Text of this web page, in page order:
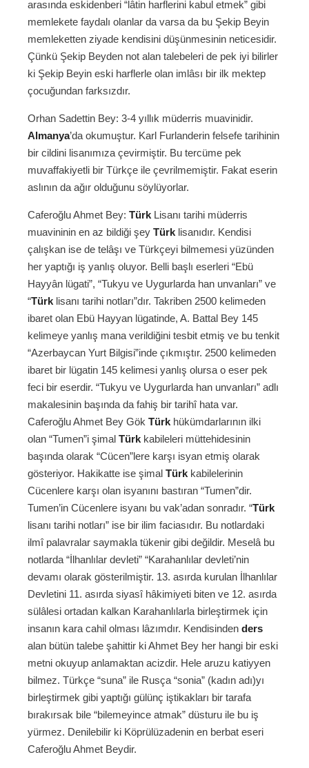
arasında eskidenberi “lâtin harflerini kabul etmek” gibi
memlekete faydalı olanlar da varsa da bu Şekip Beyin
memleketten ziyade kendisini düşünmesinin neticesidir.
Çünkü Şekip Beyden not alan talebeleri de pek iyi bilirler
ki Şekip Beyin eski harflerle olan imlâsı bir ilk mektep
çocuğundan farksızdır.
Orhan Sadettin Bey: 3-4 yıllık müderris muavinidir.
Almanya’da okumuştur. Karl Furlanderin felsefe tarihinin
bir cildini lisanımıza çevirmiştir. Bu tercüme pek
muvaffakiyetli bir Türkçe ile çevrilmemiştir. Fakat eserin
aslının da ağır olduğunu söylüyorlar.
Caferoğlu Ahmet Bey: Türk Lisanı tarihi müderris
muavininin en az bildiği şey Türk lisanıdır. Kendisi
çalışkan ise de telâşı ve Türkçeyi bilmemesi yüzünden
her yaptığı iş yanlış oluyor. Belli başlı eserleri “Ebü
Hayyân lügati”, “Tukyu ve Uygurlarda han unvanları” ve
“Türk lisanı tarihi notları”dır. Takriben 2500 kelimeden
ibaret olan Ebü Hayyan lügatinde, A. Battal Bey 145
kelimeye yanlış mana verildiğini tesbit etmiş ve bu tenkit
“Azerbaycan Yurt Bilgisi”inde çıkmıştır. 2500 kelimeden
ibaret bir lügatin 145 kelimesi yanlış olursa o eser pek
feci bir eserdir. “Tukyu ve Uygurlarda han unvanları” adlı
makalesinin başında da fahiş bir tarihî hata var.
Caferoğlu Ahmet Bey Gök Türk hükümdarlarının ilki
olan “Tumen”i şimal Türk kabileleri müttehidesinin
başında olarak “Cücen”lere karşı isyan etmiş olarak
gösteriyor. Hakikatte ise şimal Türk kabilelerinin
Cücenlere karşı olan isyanını bastıran “Tumen”dir.
Tumen’in Cücenlere isyanı bu vak’adan sonradır. “Türk
lisanı tarihi notları” ise bir ilim faciasıdır. Bu notlardaki
ilmî palavralar saymakla tükenir gibi değildir. Meselâ bu
notlarda “İlhanlılar devleti” “Karahanlılar devleti’nin
devamı olarak gösterilmiştir. 13. asırda kurulan İlhanlılar
Devletini 11. asırda siyasî hâkimiyeti biten ve 12. asırda
sülâlesi ortadan kalkan Karahanlılarla birleştirmek için
insanın kara cahil olması lâzımdır. Kendisinden ders
alan bütün talebe şahittir ki Ahmet Bey her hangi bir eski
metni okuyup anlamaktan acizdir. Hele aruzu katiyyen
bilmez. Türkçe “suna” ile Rusça “sonia” (kadın adı)yı
birleştirmek gibi yaptığı gülünç iştikakları bir tarafa
bırakırsak bile “bilemeyince atmak” düsturu ile bu iş
yürmez. Denilebilir ki Köprülüzadenin en berbat eseri
Caferoğlu Ahmet Beydir.